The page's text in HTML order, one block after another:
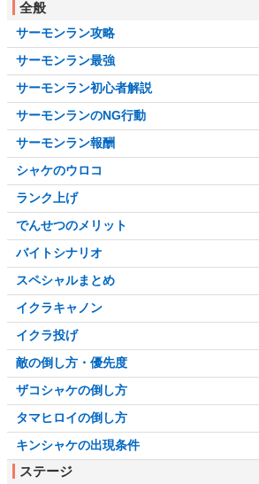
チャージャーおすすめ
スロッシャーおすすめ
スピナーおすすめ
マニューバーおすすめ
シェルターおすすめ
ストリンガーおすすめ
ワイパーおすすめ
全般
サーモンラン攻略
サーモンラン最強
サーモンラン初心者解説
サーモンランのNG行動
サーモンラン報酬
シャケのウロコ
ランク上げ
でんせつのメリット
バイトシナリオ
スペシャルまとめ
イクラキャノン
イクラ投げ
敵の倒し方・優先度
ザコシャケの倒し方
タマヒロイの倒し方
キンシャケの出現条件
ステージ